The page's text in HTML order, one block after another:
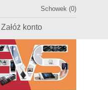
Schowek (0)
Załóż konto